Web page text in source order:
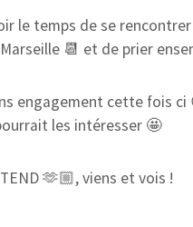
le temps de se
📆 et de prier
engagement cette fois
les intéresser 🤩
🫶🏼, viens et vois !